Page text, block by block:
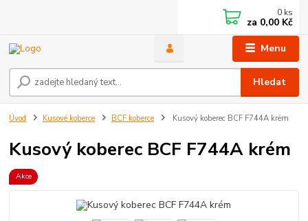
Menu
Hledat
0 ks
za 0,00 Kč
Úvod Kusové koberce BCF koberce Kusový koberec BCF F744A krém
Kusový koberec BCF F744A krém
Akce